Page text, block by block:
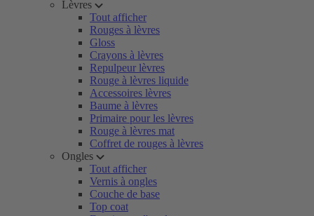
Lèvres
Tout afficher
Rouges à lèvres
Gloss
Crayons à lèvres
Repulpeur lèvres
Rouge à lèvres liquide
Accessoires lèvres
Baume à lèvres
Primaire pour les lèvres
Rouge à lèvres mat
Coffret de rouges à lèvres
Ongles
Tout afficher
Vernis à ongles
Couche de base
Top coat